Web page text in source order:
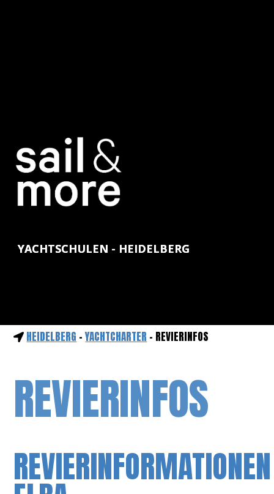
YACHTSCHULEN - HEIDELBERG
HEIDELBERG -YACHTCHARTER - REVIERINFOS
REVIERINFOS
REVIERINFORMATIONEN